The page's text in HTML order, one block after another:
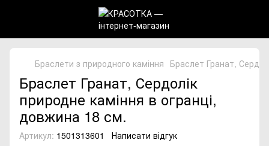
Браслети з природного каміння Браслет Гранат,
Браслет Гранат, Сердолік
природне каміння в огранці,
довжина 18 см.
Артикул: 1501313601 Написати відгук